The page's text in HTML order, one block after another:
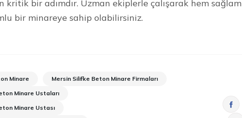
kritik bir adımdır. Uzman ekiplerle çalışarak hem sağlam
bir minareye sahip olabilirsiniz.
Minare
Mersin Silifke Beton Minare Firmaları
Minare Ustaları
Minare Ustası